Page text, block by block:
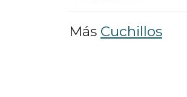
Más Cuchillos